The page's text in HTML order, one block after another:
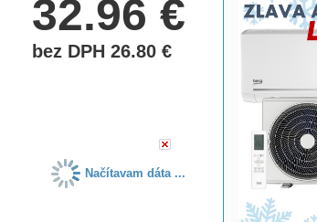
32.96€
bez DPH 26.80€
Načítavam dáta ...